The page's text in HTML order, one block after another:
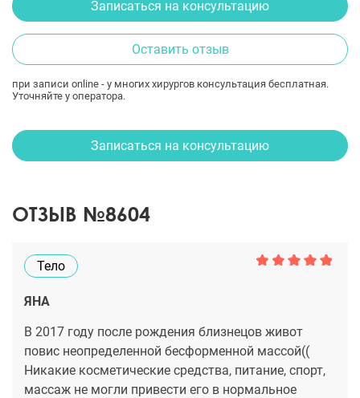
Записаться на консультацию
Оставить отзыв
при записи online - у многих хирургов консультация бесплатная.
Уточняйте у оператора.
Записаться на консультацию
ОТЗЫВ №8604
Тело
ЯНА
В 2017 году после рождения близнецов живот
повис неопределенной бесформенной массой((
Никакие косметические средства, питание, спорт,
массаж не могли привести его в нормальное